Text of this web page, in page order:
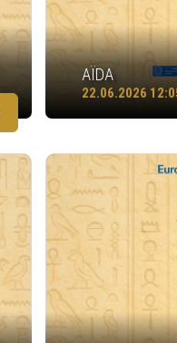
AÏDA
22.06.2026